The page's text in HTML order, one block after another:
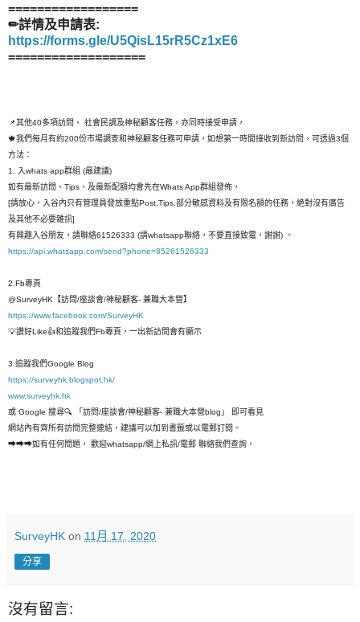
==================
✏詳情及申請表:
https://forms.gle/U5QisL15rR5Cz1xE6
===================
📌其他40多項訪問、 社會民調及神秘顧客任務，亦同時接受申請，
🍁我們每月有約200份市場調查和神秘顧客任務可申請，如想第一時間接收到新訪問，可透過3個
方法：
1. 入whats app群組 (最建議)
如有最新訪問、Tips、及最新配額均會先在Whats App群組發佈，
[請放心，入谷內只有管理員發放重點Post,Tips,部分敏感資料及有限名額的任務，絶對沒有廣告
及其他不必要雜訊]
有興趣入谷朋友，請聯絡61526333 (請whatsapp聯絡，不要直接致電，謝謝) 。
https://api.whatsapp.com/send?phone=85261526333
2.Fb專頁
@SurveyHK【訪問/座談會/神秘顧客- 兼職大本營】
https://www.facebook.com/SurveyHK
💡讚好Like👍和追蹤我們Fb專頁，一出新訪問會有顯示
3.追蹤我們Google Blog
https://surveyhk.blogspot.hk/
www.surveyhk.hk
或 Google 搜尋🔍 「訪問/座談會/神秘顧客- 兼職大本營blog」 即可看見
網站內有齊所有訪問完整連結，建議可以加到書籤或以電郵訂閱。
➡➡➡如有任何問題， 歡迎whatsapp/網上私訊/電郵 聯絡我們查詢，
SurveyHK on 11月 17, 2020
分享
沒有留言: